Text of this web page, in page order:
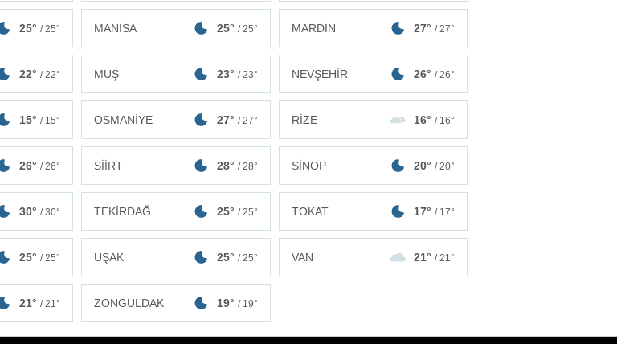
25° / 25° MANİSA 25° / 25° MARDİN 27° / 27°
22° / 22° MUŞ 23° / 23° NEVŞEHİR 26° / 26°
15° / 15° OSMANİYE 27° / 27° RİZE 16° / 16°
26° / 26° SİİRT 28° / 28° SİNOP 20° / 20°
30° / 30° TEKİRDAĞ 25° / 25° TOKAT 17° / 17°
25° / 25° UŞAK 25° / 25° VAN 21° / 21°
21° / 21° ZONGULDAK 19° / 19°